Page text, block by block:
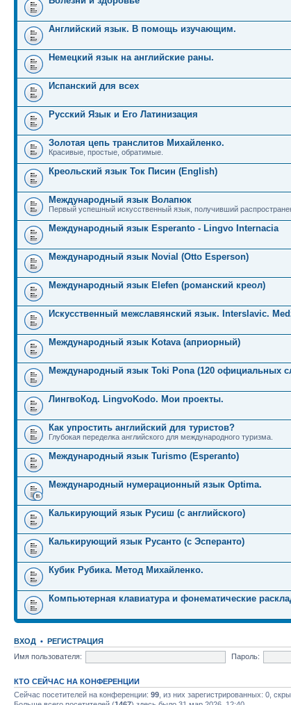
Английский язык. В помощь изучающим.
Немецкий язык на английские раны.
Испанский для всех
Русский Язык и Его Латинизация
Золотая цепь транслитов Михайленко.
Красивые, простые, обратимые.
Креольский язык Ток Писин (English)
Международный язык Волапюк
Первый успешный искусственный язык, получивший
Международный язык Esperanto - Lingvo Internacia
Международный язык Novial (Otto Esperson)
Международный язык Elefen (романский креол)
Искусственный межславянский язык. Interslavic.
Международный язык Kotava (априорный)
Международный язык Toki Pona (120 официальных
ЛингвоКод. LingvoKodo. Мои проекты.
Как упростить английский для туристов?
Глубокая переделка английского для международного туризма.
Международный язык Turismo (Esperanto)
Международный нумерационный язык Optima.
Калькирующий язык Русиш (с английского)
Калькирующий язык Русанто (с Эсперанто)
Кубик Рубика. Метод Михайленко.
Компьютерная клавиатура и фонематические
ВХОД • РЕГИСТРАЦИЯ
Имя пользователя:
Пароль:
КТО СЕЙЧАС НА КОНФЕРЕНЦИИ
Сейчас посетителей на конференции: 99 , из них зарегистрированных: 0,